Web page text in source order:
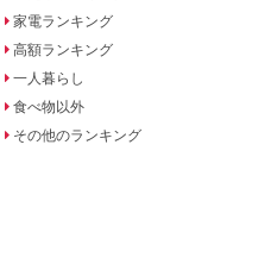
家電ランキング
高額ランキング
一人暮らし
食べ物以外
その他のランキング